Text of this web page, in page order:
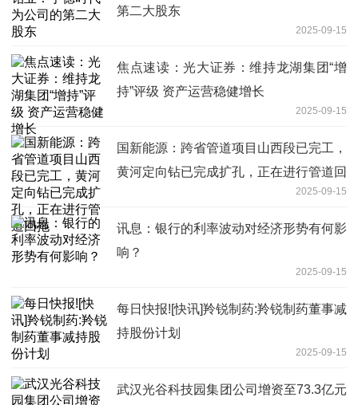
第二大股东
2025-09-15
焦点速读：光大证券：维持龙湖集团“增
持”评级 资产运营稳健增长
2025-09-15
国新能源：跨省管道项目山西段已完工，
黄河定向钻已完成扩孔，正在进行管道回
2025-09-15
讯息：银行的利率波动对经济形势有何影
响？
2025-09-15
每日快报![快讯]羚锐制药:羚锐制药董事减
持股份计划
2025-09-15
武汉光谷科技园集团公司增资至73.3亿元